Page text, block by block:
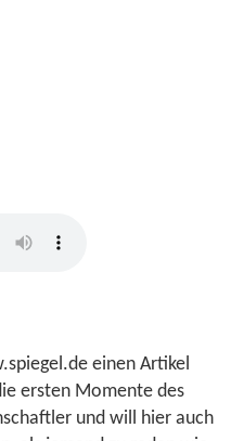
einen Artikel
ersten Momente des
und will hier auch